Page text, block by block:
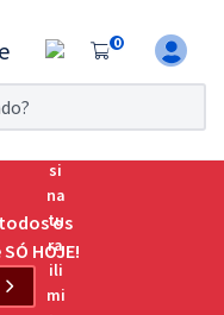
0
da
os
HOJE!